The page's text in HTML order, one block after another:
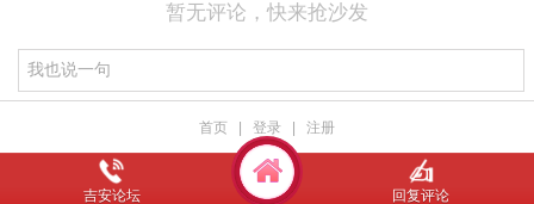
暂无评论，快来抢沙发
首页 登录 注册
吉安论坛 回复评论